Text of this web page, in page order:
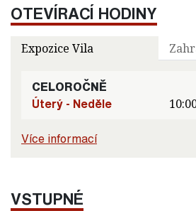
OTEVÍRACÍ HODINY
Expozice Vila
CELOROČNĚ
Úterý - Neděle
Více informací
VSTUPNÉ